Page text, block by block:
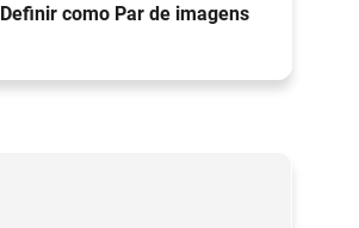
Definir como Par de imagens